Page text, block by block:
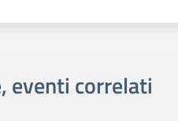
eventi correlati